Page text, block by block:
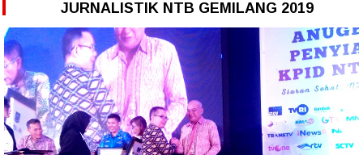
JURNALISTIK NTB GEMILANG 2019